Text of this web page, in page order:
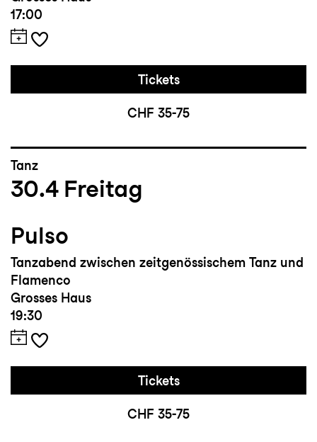
17:00
Tickets
CHF 35-75
Tanz
30.4 Freitag
Pulso
Tanzabend zwischen zeitgenössischem Tanz und
Flamenco
Grosses Haus
19:30
Tickets
CHF 35-75